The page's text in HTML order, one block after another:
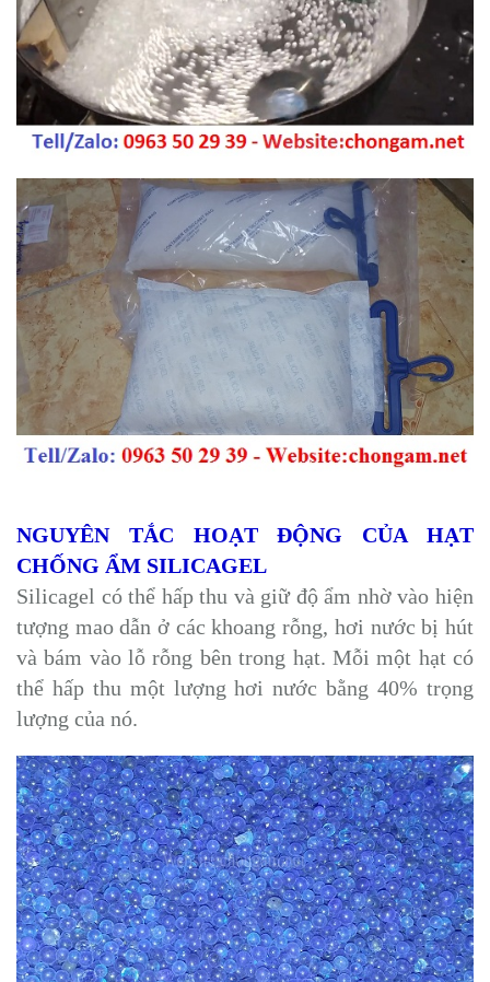
NGUYÊN TẮC HOẠT ĐỘNG CỦA HẠT
CHỐNG ẨM SILICAGEL
Silicagel có thể hấp thu và giữ độ ẩm nhờ vào hiện
tượng mao dẫn ở các khoang rỗng, hơi nước bị hút
và bám vào lỗ rỗng bên trong hạt. Mỗi một hạt có
thể hấp thu một lượng hơi nước bằng 40% trọng
lượng của nó.